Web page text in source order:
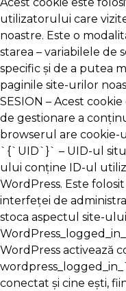
utilizatorului care
noastre. Este o
starea – variabilele de
specific și de a putea
paginile site-urilor
SESION – Acest
de gestionare a
browserul are cookie-
`{`UID`}` – UID-ul
ului conține ID-ul
WordPress. Este
interfeței de
stoca aspectul site-
WordPress activează
conectat și cine ești,